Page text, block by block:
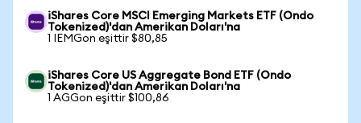
iShares Core MSCI Emerging Markets ETF (Ondo
Tokenized)'dan Amerikan Doları'na
1 IEMGon eşittir $80,85
iShares Core US Aggregate Bond ETF (Ondo
Tokenized)'dan Amerikan Doları'na
1 AGGon eşittir $100,86